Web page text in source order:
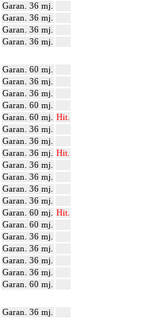
Garan. 36 mj.
Garan. 36 mj.
Garan. 36 mj.
Garan. 36 mj.
Garan. 60 mj.
Garan. 36 mj.
Garan. 36 mj.
Garan. 60 mj.
Garan. 60 mj.
Hit.
Garan. 36 mj.
Garan. 36 mj.
Garan. 36 mj.
Hit.
Garan. 36 mj.
Garan. 36 mj.
Garan. 36 mj.
Garan. 36 mj.
Garan. 60 mj.
Hit.
Garan. 60 mj.
Garan. 36 mj.
Garan. 36 mj.
Garan. 36 mj.
Garan. 36 mj.
Garan. 60 mj.
Garan. 36 mj.